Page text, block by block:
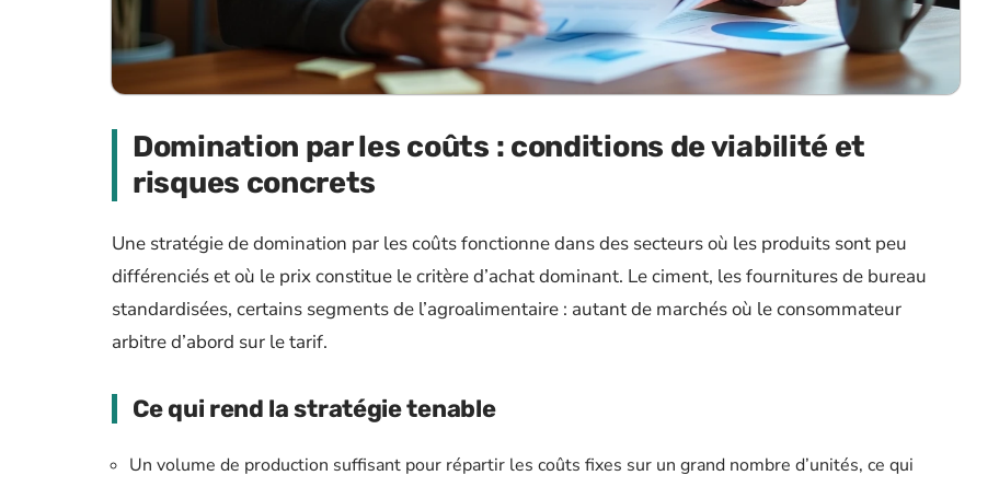
Domination par les coûts : conditions de viabilité et
risques concrets
Une stratégie de domination par les coûts fonctionne dans des secteurs où les produits sont peu
différenciés et où le prix constitue le critère d’achat dominant. Le ciment, les fournitures de bureau
standardisées, certains segments de l’agroalimentaire : autant de marchés où le consommateur
arbitre d’abord sur le tarif.
Ce qui rend la stratégie tenable
Un volume de production suffisant pour répartir les coûts fixes sur un grand nombre d’unités, ce qui